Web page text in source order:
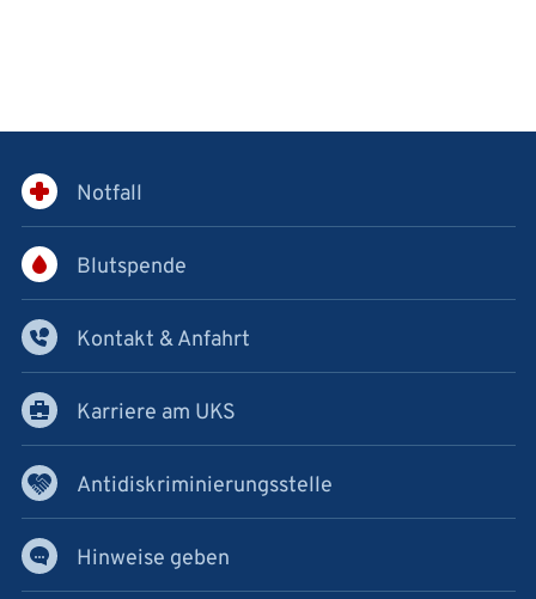
Notfall
Blutspende
Kontakt & Anfahrt
Karriere am UKS
Antidiskriminierungsstelle
Hinweise geben